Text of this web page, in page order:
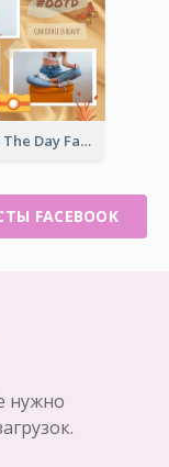
Outfit Of The Day Fashion Facebook Post
FACEBOOK
нужно